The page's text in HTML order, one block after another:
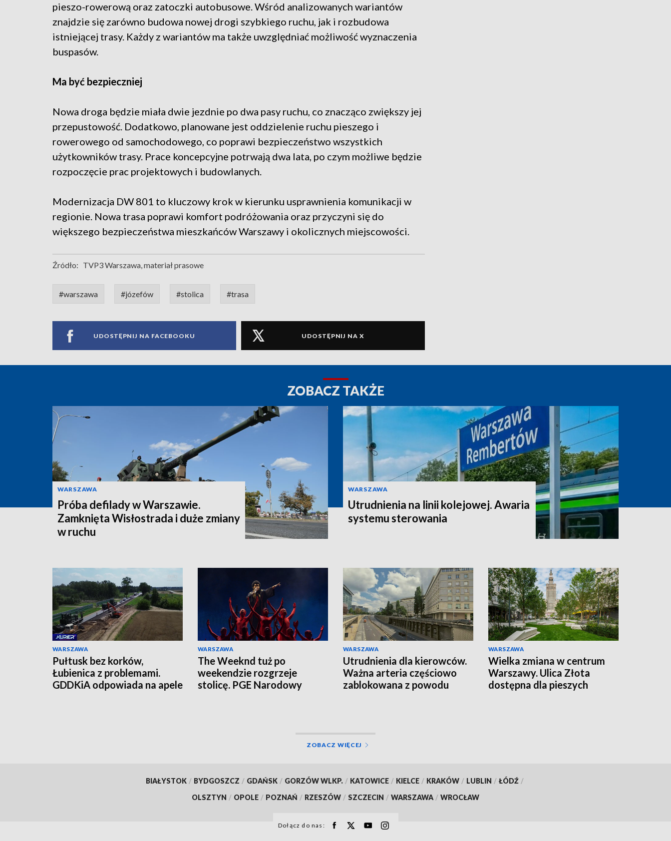
pieszo-rowerową oraz zatoczki autobusowe. Wśród analizowanych wariantów
znajdzie się zarówno budowa nowej drogi szybkiego ruchu, jak i rozbudowa
istniejącej trasy. Każdy z wariantów ma także uwzględniać możliwość wyznaczenia
buspasów.
Ma być bezpieczniej
Nowa droga będzie miała dwie jezdnie po dwa pasy ruchu, co znacząco zwiększy jej
przepustowość. Dodatkowo, planowane jest oddzielenie ruchu pieszego i
rowerowego od samochodowego, co poprawi bezpieczeństwo wszystkich
użytkowników trasy. Prace koncepcyjne potrwają dwa lata, po czym możliwe będzie
rozpoczęcie prac projektowych i budowlanych.
Modernizacja DW 801 to kluczowy krok w kierunku usprawnienia komunikacji w
regionie. Nowa trasa poprawi komfort podróżowania oraz przyczyni się do
większego bezpieczeństwa mieszkańców Warszawy i okolicznych miejscowości.
Źródło: TVP3 Warszawa, materiał prasowe
#warszawa #józefów #stolica #trasa
UDOSTĘPNIJ NA FACEBOOKU UDOSTĘPNIJ NA X
ZOBACZ TAKŻE
WARSZAWA
Próba defilady w Warszawie.
Zamknięta Wisłostrada i duże zmiany
w ruchu
WARSZAWA
Utrudnienia na linii kolejowej. Awaria
systemu sterowania
WARSZAWA
Pułtusk bez korków,
Łubienica z problemami.
GDDKiA odpowiada na apele
WARSZAWA
The Weeknd tuż po
weekendzie rozgrzeje
stolicę. PGE Narodowy
WARSZAWA
Utrudnienia dla kierowców.
Ważna arteria częściowo
zablokowana z powodu
WARSZAWA
Wielka zmiana w centrum
Warszawy. Ulica Złota
dostępna dla pieszych
ZOBACZ WIĘCEJ
BIAŁYSTOK / BYDGOSZCZ / GDAŃSK / GORZÓW WLKP. / KATOWICE / KIELCE / KRAKÓW / LUBLIN / ŁÓDŹ /
OLSZTYN / OPOLE / POZNAŃ / RZESZÓW / SZCZECIN / WARSZAWA / WROCŁAW
Dołącz do nas: